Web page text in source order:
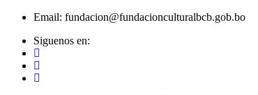
Email: fundacion@fundacionculturalbcb.gob.bo
Siguenos en: